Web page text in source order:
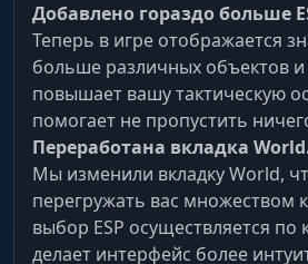
Добавлено гораздо больше
Теперь в игре отображается
больше различных объектов и
повышает вашу тактическую
помогает не пропустить
Переработана вкладка
Мы изменили вкладку World,
перегружать вас множеством
выбор ESP осуществляется по
делает интерфейс более